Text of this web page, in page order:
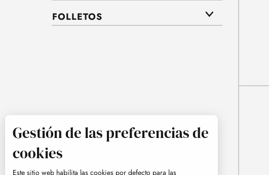
FOLLETOS
Gestión de las preferencias de
cookies
Este sitio web habilita las cookies por defecto para las